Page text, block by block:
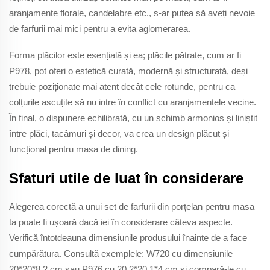
aranjamente florale, candelabre etc., s-ar putea să aveți nevoie
de farfurii mai mici pentru a evita aglomerarea.
Forma plăcilor este esențială și ea; plăcile pătrate, cum ar fi
P978, pot oferi o estetică curată, modernă și structurată, deși
trebuie poziționate mai atent decât cele rotunde, pentru ca
colțurile ascuțite să nu intre în conflict cu aranjamentele vecine.
În final, o dispunere echilibrată, cu un schimb armonios și liniștit
între plăci, tacâmuri și decor, va crea un design plăcut și
funcțional pentru masa de dining.
Sfaturi utile de luat în considerare
Alegerea corectă a unui set de farfurii din porțelan pentru masa
ta poate fi ușoară dacă iei în considerare câteva aspecte.
Verifică întotdeauna dimensiunile produsului înainte de a face
cumpărătura. Consultă exemplele: W720 cu dimensiunile